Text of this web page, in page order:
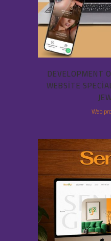
DEVELOPMENT
WEBSITE
Web